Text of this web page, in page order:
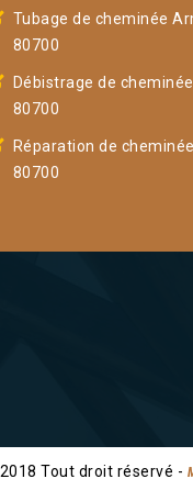
Tubage de cheminée
80700
Débistrage de
80700
Réparation de
80700
Tout droit réservé -